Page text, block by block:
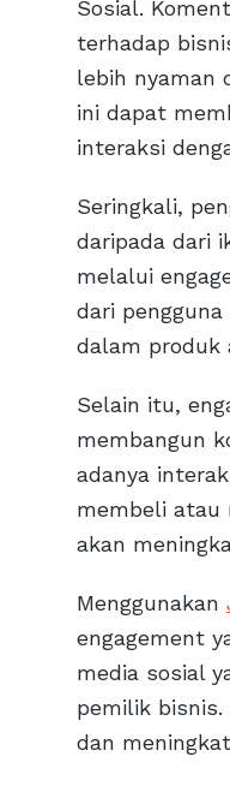
Sosial.
terhadap
lebih nyaman
ini dapat
interaksi
Seringkali,
daripada dari
melalui
dari
dalam produk
Selain itu,
membangun
adanya
membeli atau
akan
Menggunakan
engagement
media sosial
pemilik bisnis.
dan